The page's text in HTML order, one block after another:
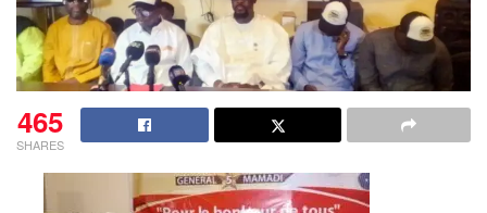
465
SHARES